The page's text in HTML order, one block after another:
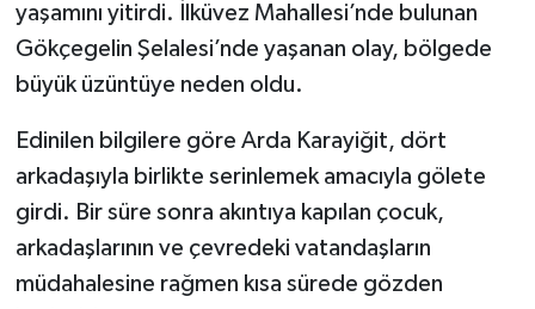
yaşamını yitirdi. İlküvez Mahallesi’nde bulunan
Gökçegelin Şelalesi’nde yaşanan olay, bölgede
büyük üzüntüye neden oldu.
Edinilen bilgilere göre Arda Karayiğit, dört
arkadaşıyla birlikte serinlemek amacıyla gölete
girdi. Bir süre sonra akıntıya kapılan çocuk,
arkadaşlarının ve çevredeki vatandaşların
müdahalesine rağmen kısa sürede gözden
Pınarbaşı Haberleri
Şenpazar Haberleri
Seydiler Haberleri
Taşköprü Haberleri
Tosya Haberleri